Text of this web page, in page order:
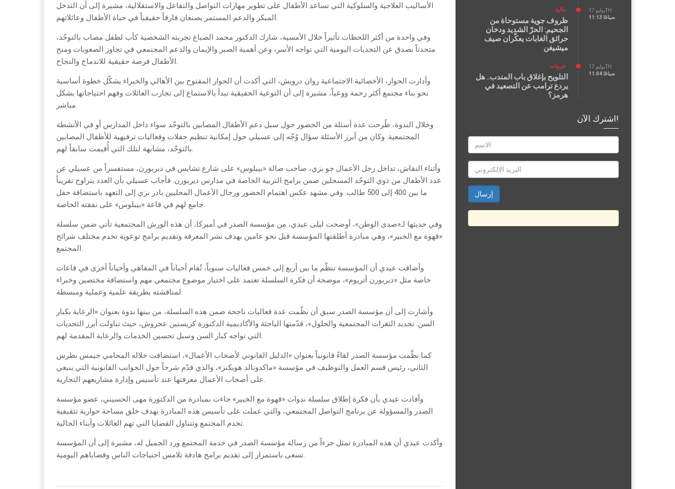
الأساليب العلاجية والسلوكية التي تساعد الأطفال على تطوير مهارات التواصل والتفاعل والاستقلالية، مشيرة إلى أن التدخل
المبكر والدعم المستمر يصنعان فارقاً حقيقياً في حياة الأطفال وعائلاتهم.
وفي واحدة من أكثر اللحظات تأثيراً خلال الأمسية، شارك الدكتور محمد الصباغ تجربته الشخصية كأب لطفل مصاب بالتوحّد،
متحدثاً بصدق عن التحديات اليومية التي تواجه الأسر، وعن أهمية الصبر والإيمان والدعم المجتمعي في تجاوز الصعوبات ومنح
الأطفال فرصة حقيقية للاندماج والنجاح.
وأدارت الحوار، الأخصائية الاجتماعية روان درويش، التي أكدت أن الحوار المفتوح بين الأهالي والخبراء يشكّل خطوة أساسية
نحو بناء مجتمع أكثر رحمة ووعياً، مشيرة إلى أن التوعية الحقيقية تبدأ بالاستماع إلى تجارب العائلات وفهم احتياجاتها بشكل
مباشر.
وخلال الندوة، طُرحت عدة أسئلة من الحضور حول سبل دعم الأطفال المصابين بالتوحّد سواء داخل المدارس أو في الأنشطة
المجتمعية. وكان من أبرز الأسئلة سؤال وُجّه إلى عسيلي حول إمكانية تنظيم حفلات وفعاليات ترفيهية للأطفال المصابين
بالتوحّد، مشابهة لتلك التي أُقيمت سابقاً لهم.
وأثناء النقاش، تداخل رجل الأعمال جو بزي، صاحب صالة «بيبلوس» على شارع تشايس في ديربورن، مستفسراً من عسيلي عن
عدد الأطفال من ذوي التوحّد المسجلين ضمن برامج التربية الخاصة في مدارس ديربورن. فأجاب عسيلي بأن العدد يتراوح تقريباً
ما بين 400 إلى 500 طالب. وفي مشهد عكس اهتمام الحضور ورجال الأعمال المحليين بادر بزي إلى التعهد باستضافة حفل
جامع لهم في قاعة «بيبلوس» على نفقته الخاصة.
وفي حديثها لـ«صدى الوطن»، أوضحت ليلى عيدي، من مؤسسة الصدر في أميركا، أن هذه الورش المجتمعية تأتي ضمن سلسلة
«قهوة مع الخبير»، وهي مبادرة أطلقتها المؤسسة قبل نحو عامين بهدف نشر المعرفة وتقديم برامج توعوية تخدم مختلف شرائح
المجتمع.
وأضافت عيدي أن المؤسسة تنظّم ما بين أربع إلى خمس فعاليات سنوياً، تُقام أحياناً في المقاهي وأحياناً أخرى في قاعات
خاصة مثل «ديربورن أتريوم»، موضحة أن فكرة السلسلة تعتمد على اختيار موضوع مجتمعي مهم واستضافة مختصين وخبراء
لمناقشته بطريقة علمية وعملية ومبسطة.
وأشارت إلى أن مؤسسة الصدر سبق أن نظّمت عدة فعاليات ناجحة ضمن هذه السلسلة، من بينها ندوة بعنوان «الرعاية بكبار
السن: تحديد الثغرات المجتمعية والحلول»، قدّمتها الباحثة والأكاديمية الدكتورة كريستين عجروش، حيث تناولت أبرز التحديات
التي تواجه كبار السن وسبل تحسين الخدمات والرعاية المقدمة لهم.
كما نظّمت مؤسسة الصدر لقاءً قانونياً بعنوان «الدليل القانوني لأصحاب الأعمال»، استضافت خلاله المحامي جيمس بطرس
الثاني، رئيس قسم العمل والتوظيف في مؤسسة «ماكدونالد هوبكنز»، والذي قدّم شرحاً حول الجوانب القانونية التي ينبغي
على أصحاب الأعمال معرفتها عند تأسيس وإدارة مشاريعهم التجارية.
وأفادت عيدي بأن فكرة إطلاق سلسلة ندوات «قهوة مع الخبير» جاءت بمبادرة من الدكتورة مهى الحسيني، عضو مؤسسة
الصدر والمسؤولة عن برنامج التواصل المجتمعي، والتي عملت على تأسيس هذه المبادرة بهدف خلق مساحة حوارية تثقيفية
تخدم المجتمع وتتناول القضايا التي تهم العائلات وأبناء الجالية.
وأكدت عيدي أن هذه المبادرة تمثل جزءاً من رسالة مؤسسة الصدر في خدمة المجتمع ورد الجميل له، مشيرة إلى أن المؤسسة
تسعى باستمرار إلى تقديم برامج هادفة تلامس احتياجات الناس وقضاياهم اليومية.
يوليو 17TH
11:13 صباحًا
جالية
ظروف جوية مستوحاة من
الجحيم: الحرّ الشديد ودخان
حرائق الغابات يعكّران صيف
ميشيغن
يوليو 17TH
11:04 صباحًا
عربيات
التلويح بإغلاق باب المندب.. هل
يردع ترامب عن التصعيد في
هرمز؟
اشترك الآن!